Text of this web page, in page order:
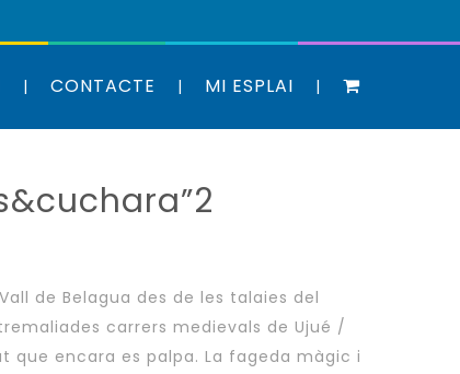
CONTACTE MI ESPLAI
de Belagua des de les talaies del
carrers medievals de Ujué /
que encara es palpa. La fageda màgic i